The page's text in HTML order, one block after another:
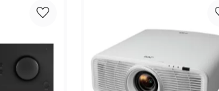
Lägg till i favoriter